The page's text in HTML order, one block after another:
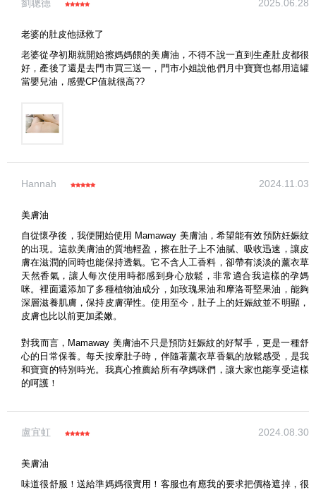
(圖片格式限jpg、jpeg)
圖片上傳 圖片上傳 圖片上傳
劉聰德 2025.06.28
老婆的肚皮他拯救了
老婆從孕初期就開始擦媽媽餵的美膚油，不得不說一直到生產肚皮都很
好，產後了還是去門市買三送一，門市小姐說他們月中寶寶也都用這罐
當嬰兒油，感覺CP值就很高??
Hannah 2024.11.03
美膚油
自從懷孕後，我便開始使用 Mamaway 美膚油，希望能有效預防妊娠紋
的出現。這款美膚油的質地輕盈，擦在肚子上不油膩、吸收迅速，讓皮
膚在滋潤的同時也能保持透氣。它不含人工香料，卻帶有淡淡的薰衣草
天然香氣，讓人每次使用時都感到身心放鬆，非常適合我這樣的孕媽
咪。裡面還添加了多種植物油成分，如玫瑰果油和摩洛哥堅果油，能夠
深層滋養肌膚，保持皮膚彈性。使用至今，肚子上的妊娠紋並不明顯，
皮膚也比以前更加柔嫩。
對我而言，Mamaway 美膚油不只是預防妊娠紋的好幫手，更是一種舒
心的日常保養。每天按摩肚子時，伴隨著薰衣草香氣的放鬆感受，是我
和寶寶的特別時光。我真心推薦給所有孕媽咪們，讓大家也能享受這樣
的呵護！
盧宜虹 2024.08.30
美膚油
味道很舒服！送給準媽媽很實用！客服也有應我的要求把價格遮掉，很